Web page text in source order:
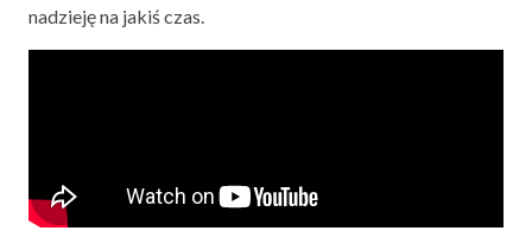
nadzieję na jakiś czas.